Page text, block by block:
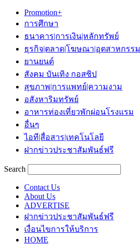
Promotion+
การศึกษา
ธนาคาร|การเงิน|หลักทรัพย์
ธุรกิจ|ตลาด|โฆษณา|อุตสาหกรรม
ยานยนต์
สังคม บันเทิง กอสซิป
สุขภาพ|การแพทย์|ความงาม
อสังหาริมทรัพย์
อาหารท่องเที่ยวพักผ่อนโรงแรม
อื่นๆ
ไอที|สื่อสาร|เทคโนโลยี
ฝากข่าวประชาสัมพันธ์ฟรี
Search
Contact Us
About Us
ADVERTISE
ฝากข่าวประชาสัมพันธ์ฟรี
เงื่อนไขการให้บริการ
HOME